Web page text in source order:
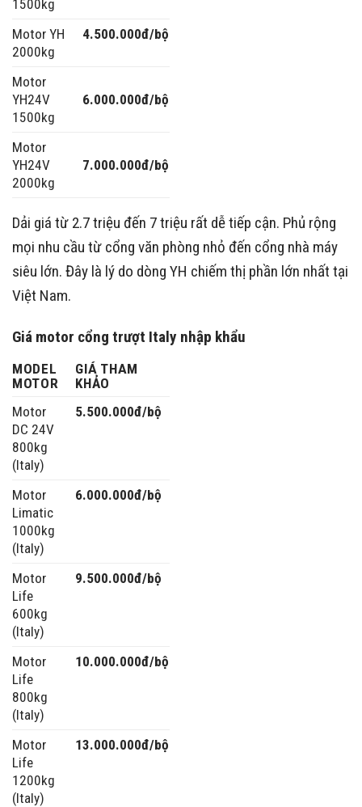
1500kg
Motor YH
2000kg
4.500.000đ/bộ
Motor
YH24V
1500kg
6.000.000đ/bộ
Motor
YH24V
2000kg
7.000.000đ/bộ
Dải giá từ 2.7 triệu đến 7 triệu rất dễ tiếp cận. Phủ rộng
mọi nhu cầu từ cổng văn phòng nhỏ đến cổng nhà máy
siêu lớn. Đây là lý do dòng YH chiếm thị phần lớn nhất tại
Việt Nam.
Giá motor cổng trượt Italy nhập khẩu
MODEL
MOTOR
GIÁ THAM
KHẢO
Motor
DC 24V
800kg
(Italy)
5.500.000đ/bộ
Motor
Limatic
1000kg
(Italy)
6.000.000đ/bộ
Motor
Life
600kg
(Italy)
9.500.000đ/bộ
Motor
Life
800kg
(Italy)
10.000.000đ/bộ
Motor
Life
1200kg
(Italy)
13.000.000đ/bộ